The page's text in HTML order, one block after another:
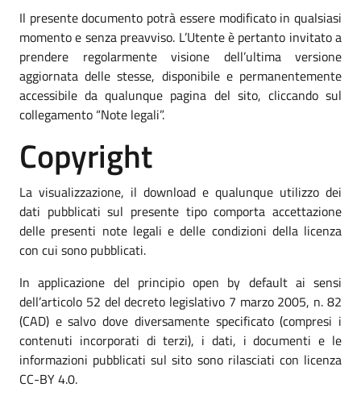
Il presente documento potrà essere modificato in qualsiasi
momento e senza preavviso. L’Utente è pertanto invitato a
prendere regolarmente visione dell’ultima versione
aggiornata delle stesse, disponibile e permanentemente
accessibile da qualunque pagina del sito, cliccando sul
collegamento “Note legali”.
Copyright
La visualizzazione, il download e qualunque utilizzo dei
dati pubblicati sul presente tipo comporta accettazione
delle presenti note legali e delle condizioni della licenza
con cui sono pubblicati.
In applicazione del principio open by default ai sensi
dell’articolo 52 del decreto legislativo 7 marzo 2005, n. 82
(CAD) e salvo dove diversamente specificato (compresi i
contenuti incorporati di terzi), i dati, i documenti e le
informazioni pubblicati sul sito sono rilasciati con licenza
CC-BY 4.0.